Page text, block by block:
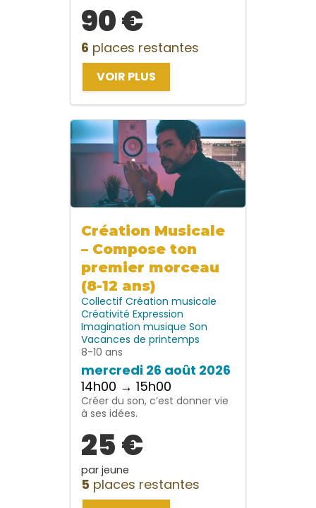
90 €
6 places restantes
VOIR PLUS
Création Musicale
– Compose ton
premier morceau
(8-12 ans)
Collectif Création musicale
Créativité Expression
Imagination musique Son
Vacances de printemps
8-10 ans
mercredi 26 août 2026
14h00 → 15h00
Créer du son, c’est donner vie
à ses idées.
25 €
par jeune
5 places restantes